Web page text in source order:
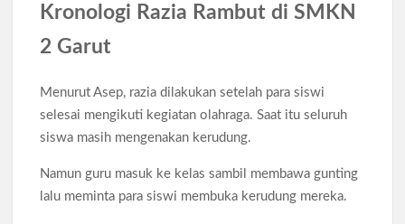
Kronologi Razia Rambut di SMKN
2 Garut
Menurut Asep, razia dilakukan setelah para siswi
selesai mengikuti kegiatan olahraga. Saat itu seluruh
siswa masih mengenakan kerudung.
Namun guru masuk ke kelas sambil membawa gunting
lalu meminta para siswi membuka kerudung mereka.